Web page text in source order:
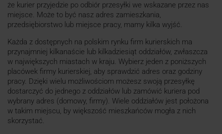
że kurier przyjedzie po odbiór przesyłki we wskazane przez nas
miejsce. Może to być nasz adres zamieszkania,
przedsiębiorstwo lub miejsce pracy, mamy kilka wyjść.
Każda z dostępnych na polskim rynku firm kurierskich ma
przynajmniej kilkanaście lub kilkadziesiąt oddziałów, zwłaszcza
w największych miastach w kraju. Wybierz jeden z poniższych
placówek firmy kurierskiej, aby sprawdzić adres oraz godziny
pracy. Dzięki wielu możliwościom możesz swoją przesyłkę
dostarczyć do jednego z oddziałów lub zamówić kuriera pod
wybrany adres (domowy, firmy). Wiele oddziałów jest położona
w takim miejscu, by większość mieszkańców mogła z nich
skorzystać.